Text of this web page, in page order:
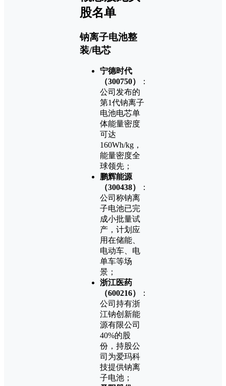
股名单
钠离子电池整
装/电芯
宁德时代
（300750）
：
公司发布的
第1代钠离子
电池电芯单
体能量密度
可达
160Wh/kg，
能量密度全
球领先；
鹏辉能源
（300438）
：
公司称钠离
子电池已完
成小批量试
产，计划应
用在储能、
电动车、电
单车等场
景；
浙江医药
（600216）
：
公司持有浙
江钠创新能
源有限公司
40%的股
份，持股公
司为爱玛科
技提供钠离
子电池；